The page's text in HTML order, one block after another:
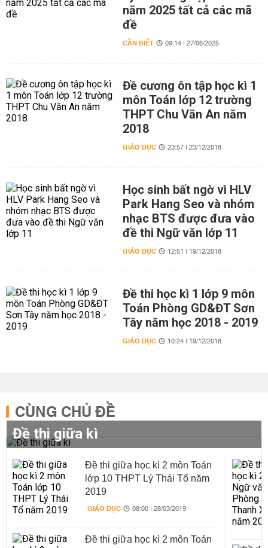
năm 2025 tất cả các mã
đề
CẦN BIẾT 09:14 | 27/06/2025
Đề cương ôn tập học kì 1
môn Toán lớp 12 trường
THPT Chu Văn An năm
2018
GIÁO DỤC 23:57 | 23/12/2018
Học sinh bất ngờ vì HLV
Park Hang Seo và nhóm
nhạc BTS được đưa vào
đề thi Ngữ văn lớp 11
GIÁO DỤC 12:51 | 19/12/2018
Đề thi học kì 1 lớp 9 môn
Toán Phòng GD&ĐT Sơn
Tây năm học 2018 - 2019
GIÁO DỤC 10:24 | 19/12/2018
CÙNG CHỦ ĐỀ
Đề thi giữa kì
Đề thi giữa học kì 2 môn Toán
lớp 10 THPT Lý Thái Tổ năm
2019
GIÁO DỤC 08:00 | 28/03/2019
Đề thi giữa học kì 2 môn Toán